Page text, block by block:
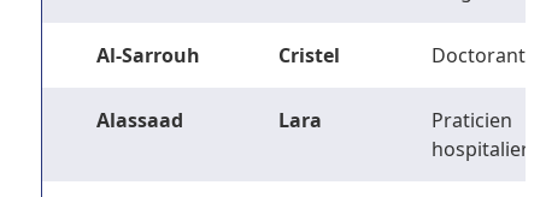
Al-Sarrouh Cristel Doctorant
Alassaad Lara
Praticien
hospitalier